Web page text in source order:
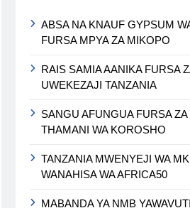
ABSA NA KNAUF GYPSUM
FURSA MPYA ZA MIKOPO
RAIS SAMIA AANIKA FURSA
UWEKEZAJI TANZANIA
SANGU AFUNGUA FURSA
THAMANI WA KOROSHO
TANZANIA MWENYEJI WA
WANAHISA WA AFRICA50
MABANDA YA NMB